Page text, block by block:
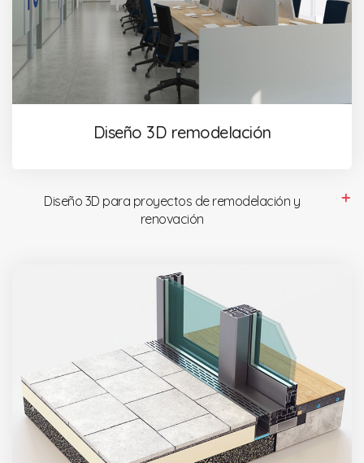
Diseño 3D remodelación
Diseño 3D para proyectos de remodelación y
renovación